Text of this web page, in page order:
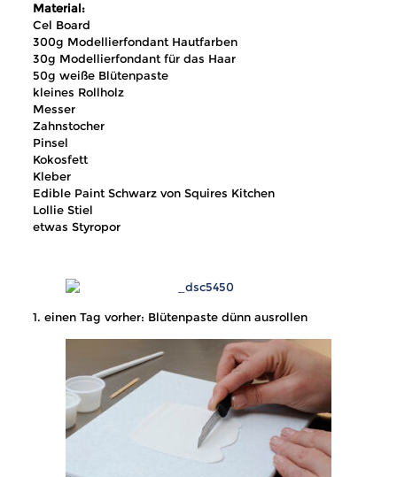
Material:
Cel Board
300g Modellierfondant Hautfarben
30g Modellierfondant für das Haar
50g weiße Blütenpaste
kleines Rollholz
Messer
Zahnstocher
Pinsel
Kokosfett
Kleber
Edible Paint Schwarz von Squires Kitchen
Lollie Stiel
etwas Styropor
1. einen Tag vorher: Blütenpaste dünn ausrollen